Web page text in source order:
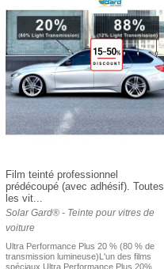
Film teinté professionnel
prédécoupé (avec adhésif). Toutes
les vit...
Solar Gard® - Teinte pour vitres de
voiture
Ultra Performance Plus 20 % (80 % de
transmission lumineuse)L'un des films
spéciaux Ultra Performance Plus 20%